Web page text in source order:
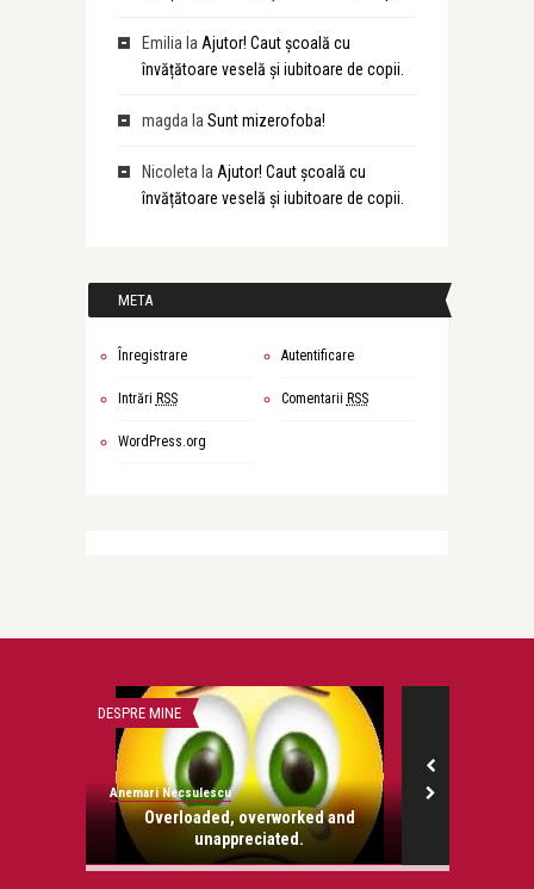
Emilia la Ajutor! Caut școală cu
învățătoare veselă și iubitoare de copii.
magda la Sunt mizerofoba!
Nicoleta la Ajutor! Caut școală cu
învățătoare veselă și iubitoare de copii.
META
Înregistrare Autentificare
Intrări RSS Comentarii RSS
WordPress.org
DESPRE MINE
Anemari Necsulescu
Overloaded, overworked and
unappreciated.